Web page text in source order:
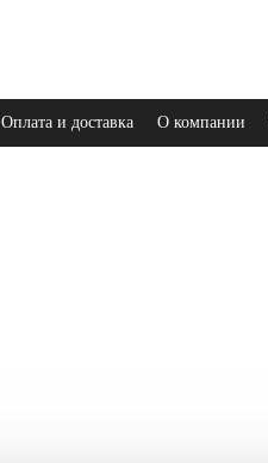
Оплата и доставка О компании